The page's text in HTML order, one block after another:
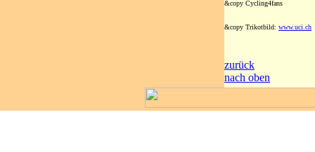
&copy Cycling4fans
&copy Trikotbild: www.uci.ch
zurück
nach oben